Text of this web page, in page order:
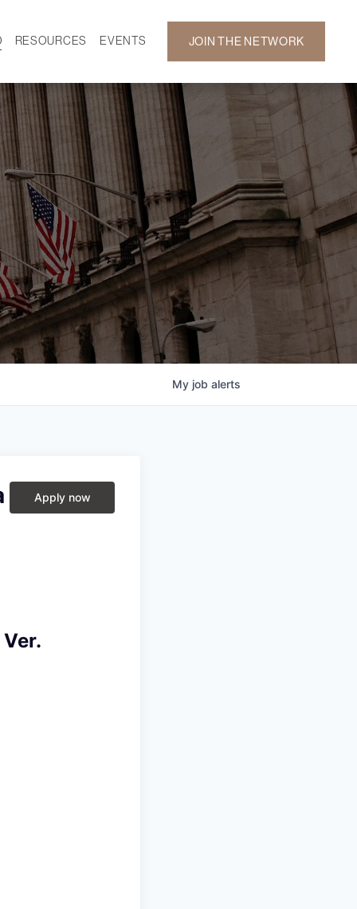
RESOURCES
NEWS
EVENTS
GALLERY
JOIN THE NETWORK
My job alerts
Apply now